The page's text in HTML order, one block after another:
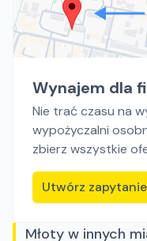
Wynajem dla
Nie trać czasu na
wypożyczalni
zbierz wszystkie
Utwórz
Młoty w innych